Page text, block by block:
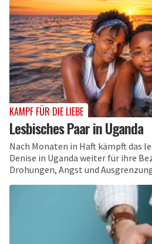
KAMPF FÜR DIE LIEBE
Lesbisches Paar in Uganda
Nach Monaten in Haft kämpft das
Denise in Uganda weiter für ihre
Drohungen, Angst und